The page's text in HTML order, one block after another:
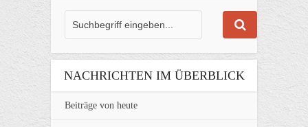
NACHRICHTEN IM ÜBERBLICK
Beiträge von heute